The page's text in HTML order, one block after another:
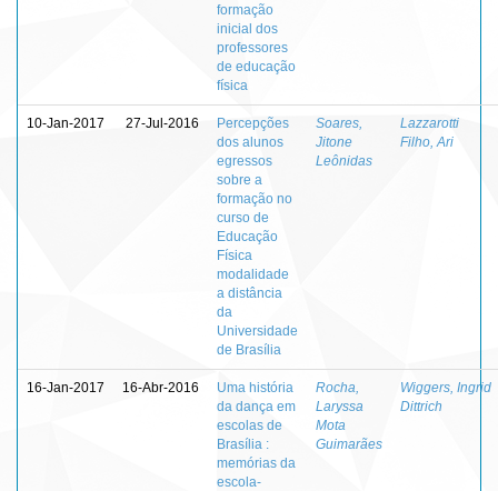
formação
inicial dos
professores
de educação
física
10-Jan-2017 27-Jul-2016
Percepções
dos alunos
egressos
sobre a
formação no
curso de
Educação
Física
modalidade
a distância
da
Universidade
de Brasília
Soares,
Jitone
Leônidas
Lazzarotti
Filho, Ari
16-Jan-2017 16-Abr-2016
Uma história
da dança em
escolas de
Brasília :
memórias da
escola-
Rocha,
Laryssa
Mota
Guimarães
Wiggers, Ingrid
Dittrich